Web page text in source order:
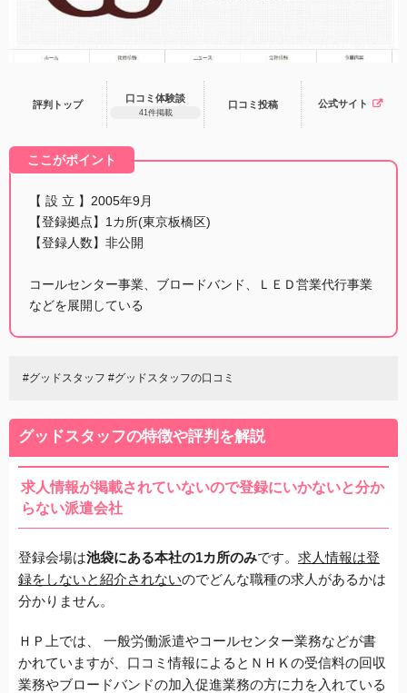
評判トップ
口コミ体験談
41件掲載
口コミ 投稿 公式サイト
ここがポイント
【 設 立 】2005年9月
【登録拠点】1カ所(東京板橋区)
【登録人数】非公開
コールセンター事業、ブロードバンド、ＬＥＤ営業代行事業
などを展開している
#グッドスタッフ #グッドスタッフの口コミ
グッドスタッフの特徴や評判を解説
求人情報が掲載されていないので登録にいかないと分か
らない派遣会社
登録会場は池袋にある本社の1カ所のみです。 求人情報は登
録をしないと紹介されないのでどんな職種の求人があるかは
分かりません。
ＨＰ上では、 一般労働派遣やコールセンター業務などが書
かれていますが、 口コミ情報によるとＮＨＫの受信料の回収
業務やブロードバンドの加入促進業務の方に力を入れている